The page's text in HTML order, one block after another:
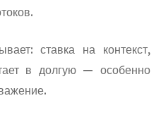
ставка на контекст,
в долгую — особенно